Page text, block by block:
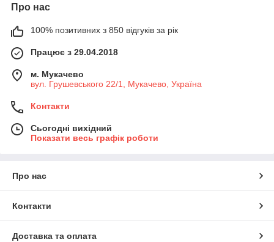
Про нас
100% позитивних з 850 відгуків за рік
Працює з 29.04.2018
м. Мукачево
вул. Грушевського 22/1, Мукачево, Україна
Контакти
Сьогодні вихідний
Показати весь графік роботи
Про нас
Контакти
Доставка та оплата